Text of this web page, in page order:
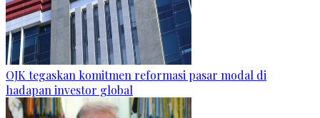
OJK tegaskan komitmen reformasi pasar modal di
hadapan investor global